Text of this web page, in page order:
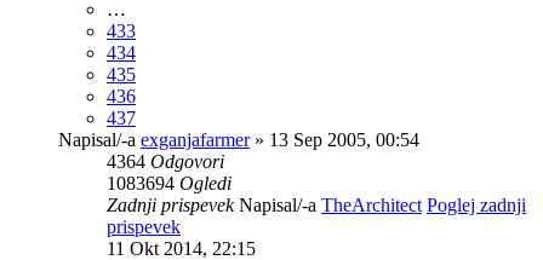
…
433
434
435
436
437
Napisal/-a exganjafarmer» 13 Sep 2005, 00:54
4364 Odgovori
1083694 Ogledi
Zadnji prispevekNapisal/-a TheArchitect Poglej zadnji
prispevek
11 Okt 2014, 22:15